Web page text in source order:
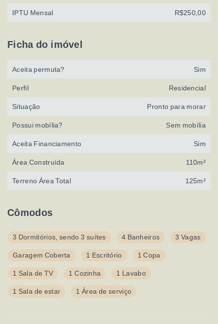
Cômodos
3 Dormitórios, sendo 3 suítes 4 Banheiros 3 Vagas
Garagem Coberta 1 Escritório 1 Copa
1 Sala de TV 1 Cozinha 1 Lavabo
1 Sala de estar 1 Área de serviço
IPTU Mensal R$250,00
Ficha do imóvel
Aceita permuta? Sim
Perfil Residencial
Situação Pronto para morar
Possui mobília? Sem mobília
Aceita Financiamento Sim
Área Construída 110m²
Terreno Área Total 125m²